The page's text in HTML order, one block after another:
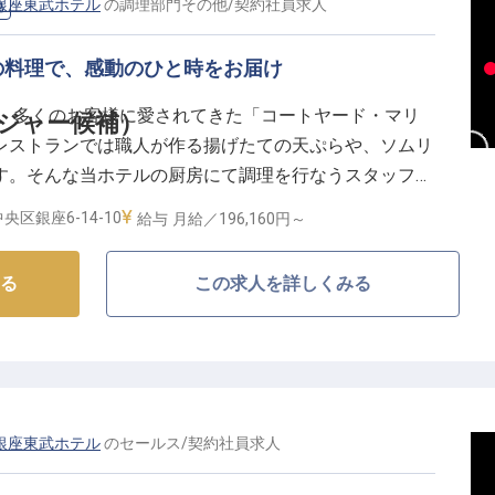
ャー候補）
座東武ホテルの調理部門その他/契約社員求人
理で、感動のひと時をお届け
多くのお客様に愛されてきた「コートヤード・マリ
トランでは職人が作る揚げたての天ぷらや、ソムリ
そんな当ホテルの厨房にて調理を行なうスタッフを
演出しませんか。正社員登用あり。ゆくゆくはホテ
央区銀座6-14-10 給与 月給／196,160円～
この求人を詳しくみる
座東武ホテルのセールス/契約社員求人